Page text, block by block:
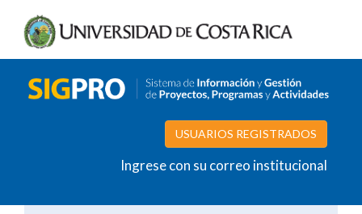
USUARIOS REGISTRADOS
Ingrese con su correo institucional